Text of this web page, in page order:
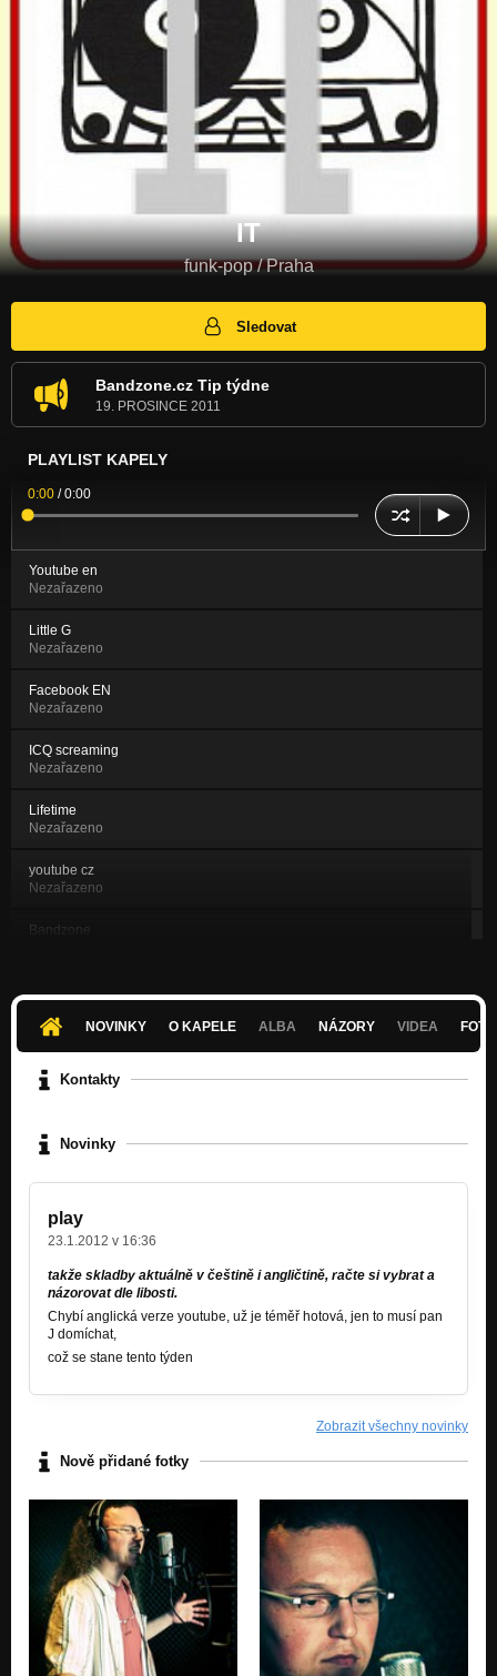
IT
funk-pop / Praha
Sledovat
Bandzone.cz Tip týdne
19. PROSINCE 2011
PLAYLIST KAPELY
0:00 /0:00
Youtube en
Nezařazeno
Little G
Nezařazeno
Facebook EN
Nezařazeno
ICQ screaming
Nezařazeno
Lifetime
Nezařazeno
youtube cz
Nezařazeno
Bandzone
ICQ
Nezařazeno
NOVINKY O KAPELE ALBA NÁZORY VIDEA
Kontakty
Novinky
play
23.1.2012 v 16:36
takže skladby aktuálně v češtině i angličtině, račte si vybrat a
názorovat dle libosti.
Chybí anglická verze youtube, už je téměř hotová, jen to musí pan
J domíchat,
což se stane tento týden
Zobrazit všechny novinky
Nově přidané fotky